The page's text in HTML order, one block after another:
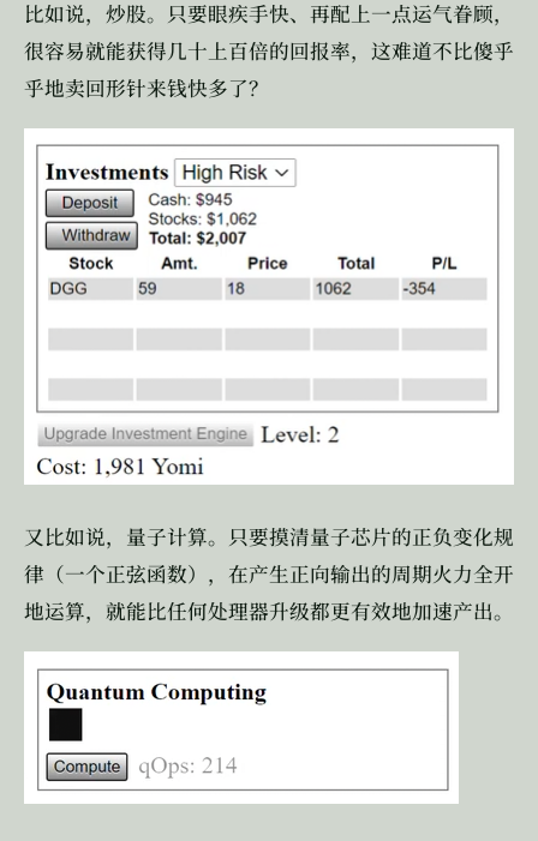
比如说，炒股。只要眼疾手快、再配上一点运气眷顾，
很容易就能获得几十上百倍的回报率，这难道不比傻乎
乎地卖回形针来钱快多了？
又比如说，量子计算。只要摸清量子芯片的正负变化规
律（一个正弦函数），在产生正向输出的周期火力全开
地运算，就能比任何处理器升级都更有效地加速产出。